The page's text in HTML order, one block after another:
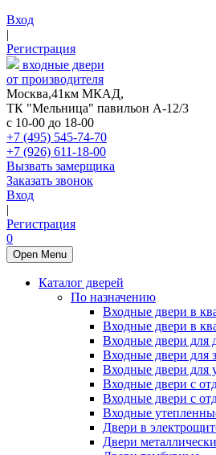
Вход
|
Регистрация
входные двери
от производителя
Москва,41км МКАД,
ТК "Мельница" павильон А-12/3
с 10-00 до 18-00
+7 (495) 545-74-70
+7 (926) 611-18-00
Вызвать замерщика
Заказать звонок
Вход
|
Регистрация
0
Open Menu
Каталог дверей
По назначению
Входные двери в
Входные двери в
Входные двери для
Входные двери для
Входные двери для
Входные двери с
Входные двери с
Входные
Двери в
Двери